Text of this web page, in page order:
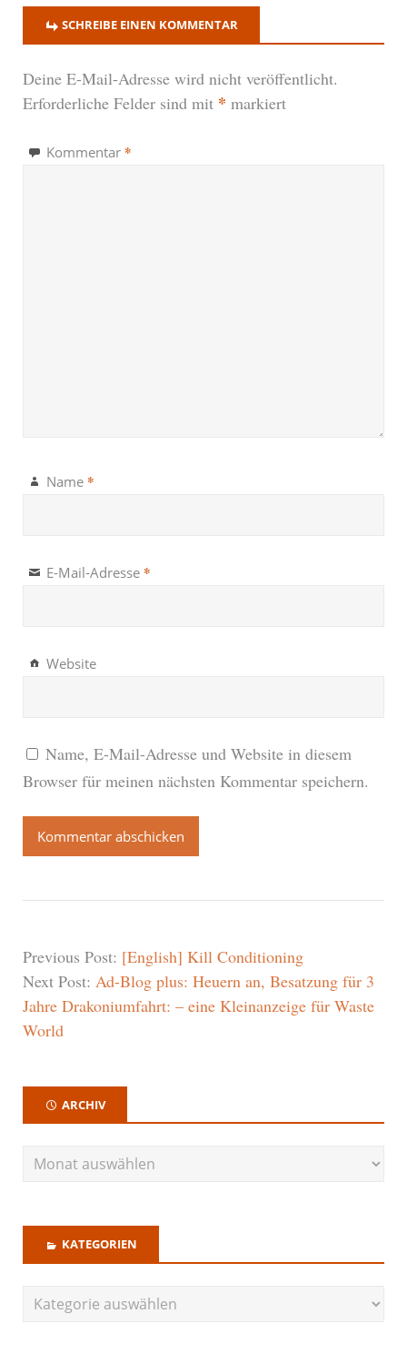
SCHREIBE EINEN KOMMENTAR
Deine E-Mail-Adresse wird nicht veröffentlicht.
Erforderliche Felder sind mit * markiert
Kommentar *
Name *
E-Mail-Adresse *
Website
Name, E-Mail-Adresse und Website in diesem
Browser für meinen nächsten Kommentar speichern.
Previous Post: [English] Kill Conditioning
Next Post: Ad-Blog plus: Heuern an, Besatzung für 3
Jahre Drakoniumfahrt: – eine Kleinanzeige für Waste
World
ARCHIV
KATEGORIEN